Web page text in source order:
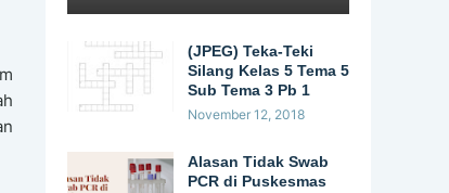
(JPEG) Teka-Teki
Silang Kelas 5 Tema 5
Sub Tema 3 Pb 1
November 12, 2018
Alasan Tidak Swab
PCR di Puskesmas